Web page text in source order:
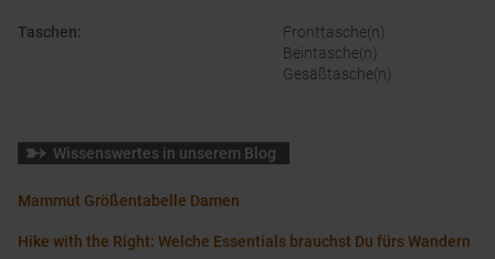
Taschen:
Fronttasche(n)
Beintasche(n)
Gesäßtasche(n)
Wissenswertes in unserem Blog
Mammut Größentabelle Damen
Hike with the Right: Welche Essentials brauchst Du fürs Wandern